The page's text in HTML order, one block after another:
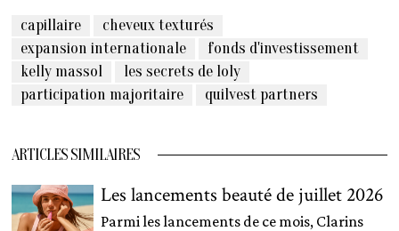
capillaire
cheveux texturés
expansion internationale
fonds d'investissement
kelly massol
les secrets de loly
participation majoritaire
quilvest partners
ARTICLES SIMILAIRES
Les lancements beauté de juillet 2026
Parmi les lancements de ce mois, Clarins